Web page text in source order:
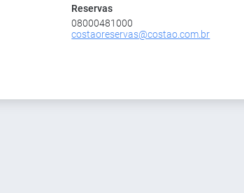
Reservas
08000481000
costaoreservas@costao.com.br